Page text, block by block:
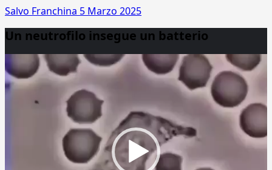
Salvo Franchina 5 Marzo 2025
Un neutrofilo insegue un batterio
Player